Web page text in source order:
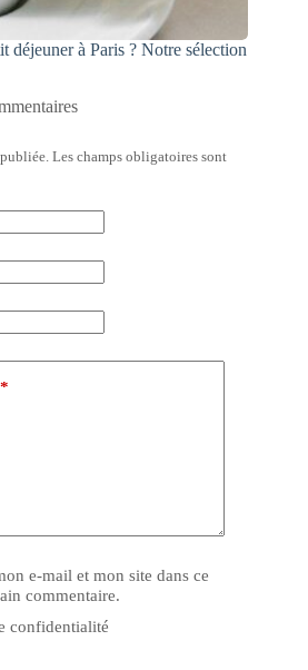
déjeuner à Paris ? Notre sélection
Les champs obligatoires sont
*
e-mail et mon site dans ce
commentaire.
confidentialité